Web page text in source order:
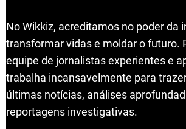
No Wikkiz, acreditamos no poder da
transformar vidas e moldar o futuro.
equipe de jornalistas experientes e
trabalha incansavelmente para
últimas notícias, análises
reportagens investigativas.